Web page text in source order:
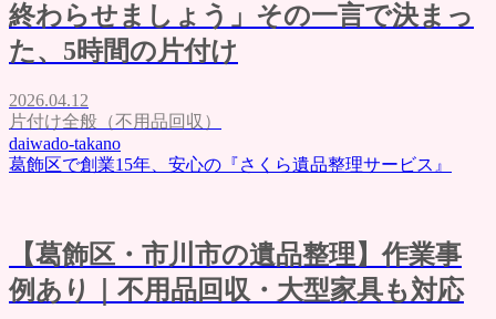
終わらせましょう」その一言で決まっ
た、5時間の片付け
2026.04.12
片付け全般（不用品回収）
daiwado-takano
葛飾区で創業15年、安心の『さくら遺品整理サービス』
【葛飾区・市川市の遺品整理】作業事
例あり｜不用品回収・大型家具も対応